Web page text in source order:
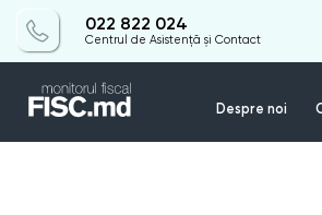
022 822 024
Centrul de Asistență și Contact
Despre noi